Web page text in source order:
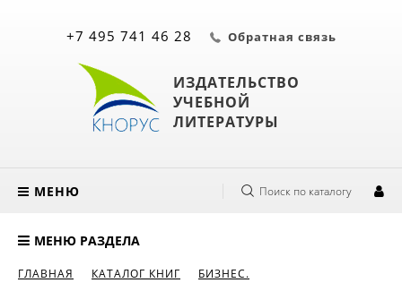
ИЗДАТЕЛЬСТВО
УЧЕБНОЙ
ЛИТЕРАТУРЫ
+7 495 741 46 28 Обратная связь
МЕНЮ Поиск по каталогу
МЕНЮ РАЗДЕЛА
ГЛАВНАЯ КАТАЛОГ КНИГ
БИЗНЕС.